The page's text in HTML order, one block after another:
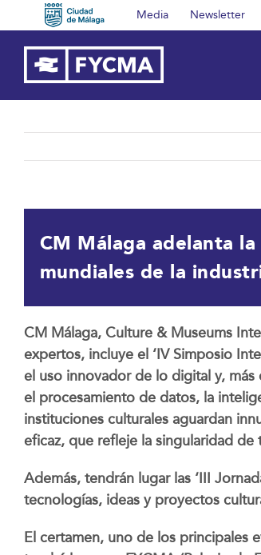
al
contenido
Media Newsletter
CM Málaga adelanta
mundiales de la
CM Málaga, Culture & Museums
expertos, incluye el ‘IV Simposio
el uso innovador de lo digital y,
el procesamiento de datos, la
instituciones culturales aguardan
eficaz, que refleje la singularidad de
Además, tendrán lugar las ‘III
tecnologías, ideas y proyectos
El certamen, uno de los principales